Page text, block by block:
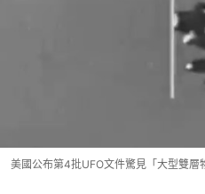
美國公布第4批UFO文件驚見「大型雙層